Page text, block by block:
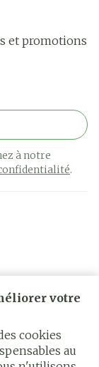
votre
cookies
au
et promotions
à notre
.